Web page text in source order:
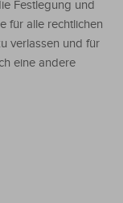
Festlegung und
für alle rechtlichen
verlassen und für
eine andere